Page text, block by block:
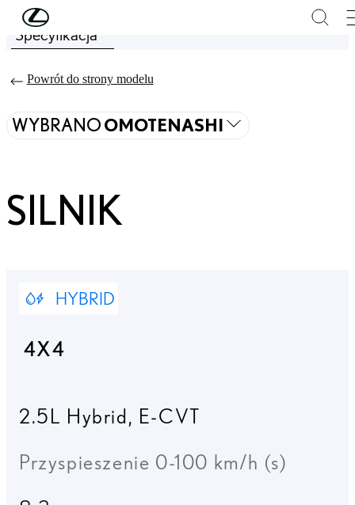
Skip to Main Content
Price is updated The price of your configuration is 457 900 zł
Specyfikacja
Powrót do strony modelu
WYBRANOOMOTENASHI
SILNIK
HYBRID
4X4
2.5L Hybrid, E-CVT
Przyspieszenie 0-100 km/h (s)